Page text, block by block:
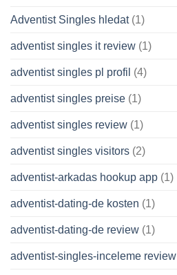
Adventist Singles hledat(1)
adventist singles it review (1)
adventist singles pl profil (4)
adventist singles preise (1)
adventist singles review (1)
adventist singles visitors (2)
adventist-arkadas hookup app (1)
adventist-dating-de kosten (1)
adventist-dating-de review (1)
adventist-singles-inceleme review